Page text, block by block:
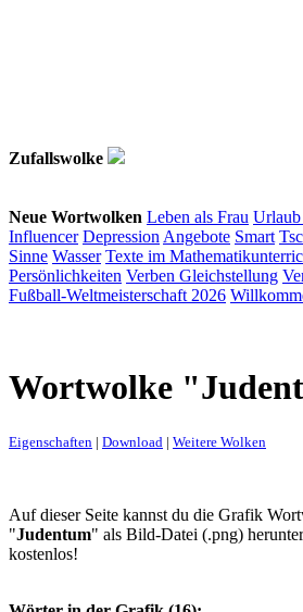
Zufallswolke
Neue Wortwolken Leben als Frau Urlaub
Influencer Depression Angebote Smart
Sinne Wasser Texte im
Persönlichkeiten Verben Gleichstellung
Fußball-Weltmeisterschaft 2026
Wortwolke
Eigenschaften | Download | Weitere Wolken
Auf dieser Seite kannst du die Grafik
"Judentum" als Bild-Datei (.png)
kostenlos!